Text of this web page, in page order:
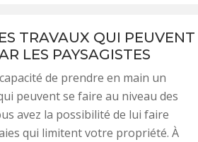
TRAVAUX QUI PEUVENT
LES PAYSAGISTES
de prendre en main un
peuvent se faire au niveau des
avez la possibilité de lui faire
qui limitent votre propriété. À